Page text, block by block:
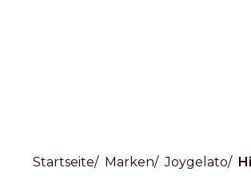
Startseite Marken Joygelato